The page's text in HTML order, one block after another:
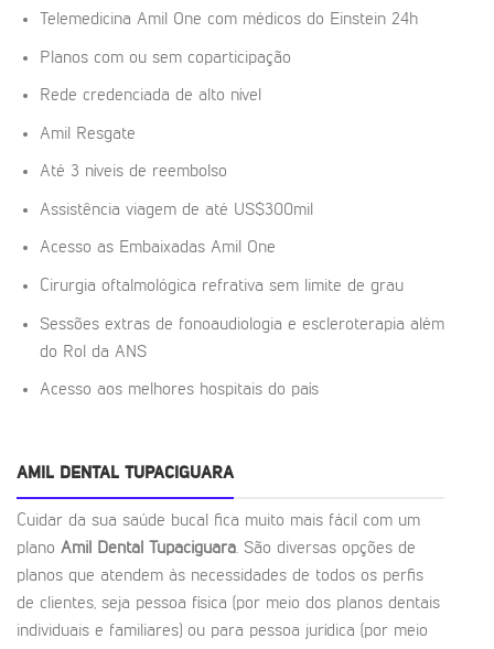
Telemedicina Amil One com médicos do Einstein 24h
Planos com ou sem coparticipação
Rede credenciada de alto nível
Amil Resgate
Até 3 níveis de reembolso
Assistência viagem de até US$300mil
Acesso as Embaixadas Amil One
Cirurgia oftalmológica refrativa sem limite de grau
Sessões extras de fonoaudiologia e escleroterapia além
do Rol da ANS
Acesso aos melhores hospitais do país
AMIL DENTAL TUPACIGUARA
Cuidar da sua saúde bucal fica muito mais fácil com um
plano Amil Dental Tupaciguara. São diversas opções de
planos que atendem às necessidades de todos os perfis
de clientes, seja pessoa física (por meio dos planos dentais
individuais e familiares) ou para pessoa jurídica (por meio